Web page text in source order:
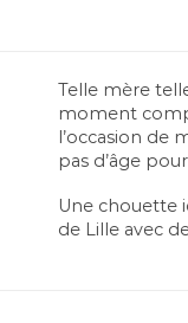
Telle mère
moment
l’occasion de
pas d’âge
Une chouette
de Lille avec